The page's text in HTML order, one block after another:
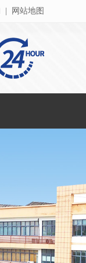
网站地图